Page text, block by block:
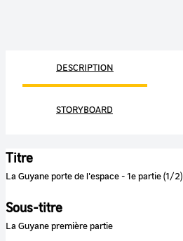
DESCRIPTION
STORYBOARD
Titre
La Guyane porte de l'espace - 1e partie (1/2)
Sous-titre
La Guyane première partie